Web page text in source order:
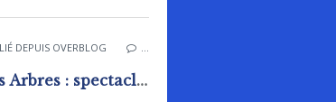
DEPUIS OVERBLOG
Le Cercle des Arbres : spectacle surprise pour des habitants !